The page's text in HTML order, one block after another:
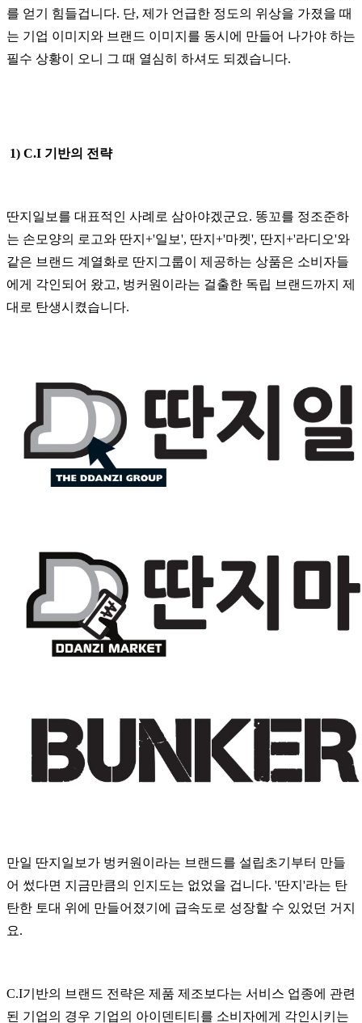
를 얻기 힘들겁니다. 단, 제가 언급한 정도의 위상을 가졌을 때
는 기업 이미지와 브랜드 이미지를 동시에 만들어 나가야 하는
필수 상황이 오니 그 때 열심히 하셔도 되겠습니다.
1) C.I 기반의 전략
딴지일보를 대표적인 사례로 삼아야겠군요. 똥꼬를 정조준하
는 손모양의 로고와 딴지+'일보', 딴지+'마켓', 딴지+'라디오'와
같은 브랜드 계열화로 딴지그룹이 제공하는 상품은 소비자들
에게 각인되어 왔고, 벙커원이라는 걸출한 독립 브랜드까지 제
대로 탄생시켰습니다.
만일 딴지일보가 벙커원이라는 브랜드를 설립초기부터 만들
어 썼다면 지금만큼의 인지도는 없었을 겁니다. '딴지'라는 탄
탄한 토대 위에 만들어졌기에 급속도로 성장할 수 있었던 거지
요.
C.I기반의 브랜드 전략은 제품 제조보다는 서비스 업종에 관련
된 기업의 경우 기업의 아이덴티티를 소비자에게 각인시키는